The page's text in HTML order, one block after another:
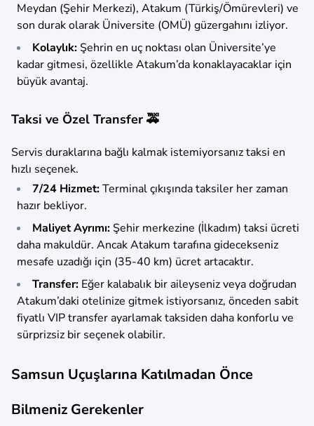
Meydan (Şehir Merkezi), Atakum (Türkiş/Ömürevleri) ve
son durak olarak Üniversite (OMÜ) güzergahını izliyor.
Kolaylık: Şehrin en uç noktası olan Üniversite’ye
kadar gitmesi, özellikle Atakum’da konaklayacaklar için
büyük avantaj.
Taksi ve Özel Transfer 🚕
Servis duraklarına bağlı kalmak istemiyorsanız taksi en
hızlı seçenek.
7/24 Hizmet:Terminal çıkışında taksiler her zaman
hazır bekliyor.
Maliyet Ayrımı: Şehir merkezine (İlkadım) taksi ücreti
daha makuldür. Ancak Atakum tarafına gidecekseniz
mesafe uzadığı için (35-40 km) ücret artacaktır.
Transfer: Eğer kalabalık bir aileyseniz veya doğrudan
Atakum’daki otelinize gitmek istiyorsanız, önceden sabit
fiyatlı VIP transfer ayarlamak taksiden daha konforlu ve
sürprizsiz bir seçenek olabilir.
Samsun Uçuşlarına Katılmadan Önce
Bilmeniz Gerekenler